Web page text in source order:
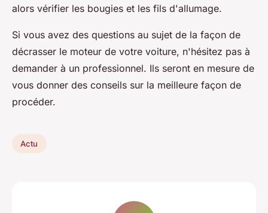
alors vérifier les bougies et les fils d'allumage.
Si vous avez des questions au sujet de la façon de
décrasser le moteur de votre voiture, n'hésitez pas à
demander à un professionnel. Ils seront en mesure de
vous donner des conseils sur la meilleure façon de
procéder.
Actu